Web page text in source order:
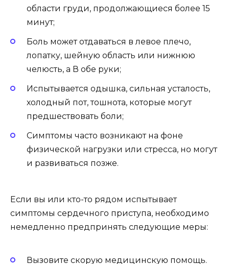
области груди, продолжающиеся более 15
минут;
Боль может отдаваться в левое плечо,
лопатку, шейную область или нижнюю
челюсть, а В обе руки;
Испытывается одышка, сильная усталость,
холодный пот, тошнота, которые могут
предшествовать боли;
Симптомы часто возникают на фоне
физической нагрузки или стресса, но могут
и развиваться позже.
Если вы или кто-то рядом испытывает
симптомы сердечного приступа, необходимо
немедленно предпринять следующие меры:
Вызовите скорую медицинскую помощь.